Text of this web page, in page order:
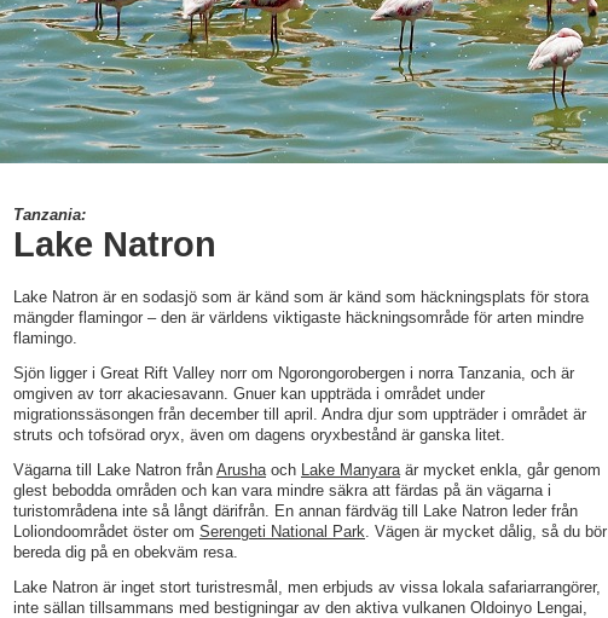
Tanzania:
Lake Natron
Lake Natron är en sodasjö som är känd som är känd som häckningsplats för stora
mängder flamingor – den är världens viktigaste häckningsområde för arten mindre
flamingo.
Sjön ligger i Great Rift Valley norr om Ngorongorobergen i norra Tanzania, och är
omgiven av torr akaciesavann. Gnuer kan uppträda i området under
migrationssäsongen från december till april. Andra djur som uppträder i området är
struts och tofsörad oryx, även om dagens oryxbestånd är ganska litet.
Vägarna till Lake Natron från Arushaoch Lake Manyaraär mycket enkla, går genom
glest bebodda områden och kan vara mindre säkra att färdas på än vägarna i
turistområdena inte så långt därifrån. En annan färdväg till Lake Natron leder från
Loliondoområdet öster om Serengeti National Park. Vägen är mycket dålig, så du bör
bereda dig på en obekväm resa.
Lake Natron är inget stort turistresmål, men erbjuds av vissa lokala safariarrangörer,
inte sällan tillsammans med bestigningar av den aktiva vulkanen Oldoinyo Lengai,